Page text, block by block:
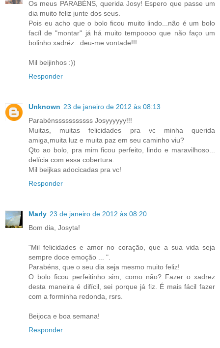
Os meus PARABÉNS, querida Josy! Espero que passe um
dia muito feliz junte dos seus.
Pois eu acho que o bolo ficou muito lindo...não é um bolo
facíl de "montar" já há muito tempoooo que não faço um
bolinho xadréz...deu-me vontade!!!
Mil beijinhos :))
Responder
Unknown 23 de janeiro de 2012 às 08:13
Parabénsssssssssss Josyyyyyy!!!
Muitas, muitas felicidades pra vc minha querida
amiga,muita luz e muita paz em seu caminho viu?
Qto ao bolo, pra mim ficou perfeito, lindo e maravilhoso...
delícia com essa cobertura.
Mil beijkas adocicadas pra vc!
Responder
Marly 23 de janeiro de 2012 às 08:20
Bom dia, Josyta!
"Mil felicidades e amor no coração, que a sua vida seja
sempre doce emoção ... ".
Parabéns, que o seu dia seja mesmo muito feliz!
O bolo ficou perfeitinho sim, como não? Fazer o xadrez
desta maneira é difícil, sei porque já fiz. É mais fácil fazer
com a forminha redonda, rsrs.
Beijoca e boa semana!
Responder